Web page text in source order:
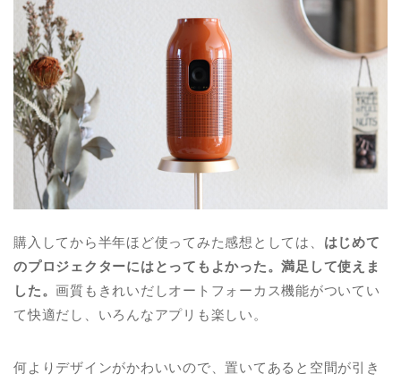
購入してから半年ほど使ってみた感想としては、 はじめて
のプロジェクターにはとってもよかった。満足して使えま
した。 画質もきれいだしオートフォーカス機能がついてい
て快適だし、いろんなアプリも楽しい。
何よりデザインがかわいいので、置いてあると空間が引き